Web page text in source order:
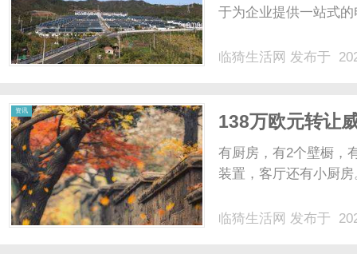
于为企业提供一站式
临猗生活网 发布于
资讯
138万欧元转让
有厨房，有2个壁橱，
装置，客厅还有小厨
临猗生活网 发布于